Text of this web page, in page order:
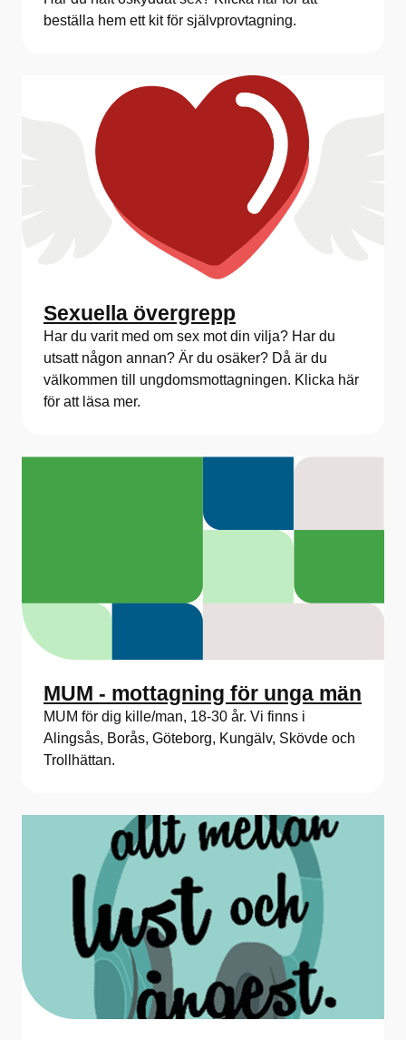
beställa hem ett kit för självprovtagning.
Sexuella övergrepp
Har du varit med om sex mot din vilja? Har du
utsatt någon annan? Är du osäker? Då är du
välkommen till ungdomsmottagningen. Klicka här
för att läsa mer.
MUM - mottagning för unga män
MUM för dig kille/man, 18-30 år. Vi finns i
Alingsås, Borås, Göteborg, Kungälv, Skövde och
Trollhättan.